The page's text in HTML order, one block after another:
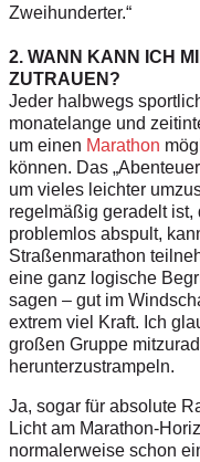
Zweihunderter.“
2. WANN KANN ICH
ZUTRAUEN?
Jeder halbwegs
monatelange und
um einen Marathon
können. Das
um vieles leichter
regelmäßig geradelt
problemlos abspult,
Straßenmarathon
eine ganz logische
sagen – gut im
extrem viel Kraft. Ich
großen Gruppe
herunterzustrampeln.
Ja, sogar für absolute
Licht am Marathon-
normalerweise schon